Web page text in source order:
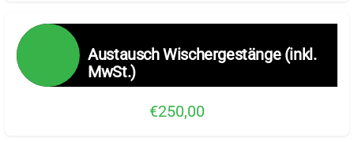
Austausch Wischergestänge (inkl.
MwSt.)
€250,00